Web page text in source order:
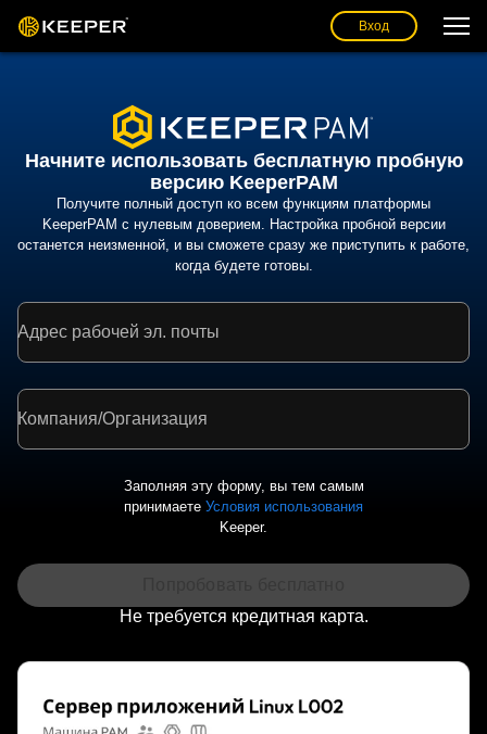
Вход
Начните использовать бесплатную пробную
версию KeeperPAM
Получите полный доступ ко всем функциям платформы
KeeperPAM с нулевым доверием. Настройка пробной версии
останется неизменной, и вы сможете сразу же приступить к работе,
когда будете готовы.
Адрес рабочей эл. почты
Компания/Организация
Заполняя эту форму, вы тем самым
принимаете Условия использования
Keeper.
Не требуется кредитная карта.